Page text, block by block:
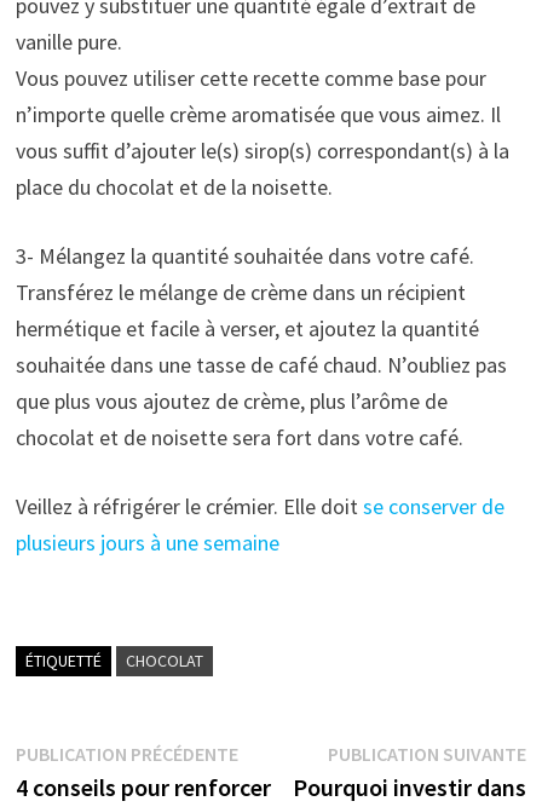
vanille pure.
Vous pouvez utiliser cette recette comme base pour
n’importe quelle crème aromatisée que vous aimez. Il
vous suffit d’ajouter le(s) sirop(s) correspondant(s) à la
place du chocolat et de la noisette.
3- Mélangez la quantité souhaitée dans votre café.
Transférez le mélange de crème dans un récipient
hermétique et facile à verser, et ajoutez la quantité
souhaitée dans une tasse de café chaud. N’oubliez pas
que plus vous ajoutez de crème, plus l’arôme de
chocolat et de noisette sera fort dans votre café.
Veillez à réfrigérer le crémier. Elle doitse conserver de
plusieurs jours à une semaine
ÉTIQUETTÉ CHOCOLAT
Navigation
PUBLICATION PRÉCÉDENTEPublication
précédente :
4 conseils pour renforcer
PUBLICATION SUIVANTE
Pourquoi investir dans